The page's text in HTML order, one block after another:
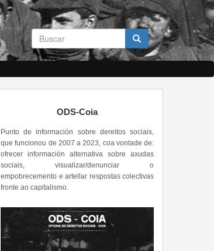
Formulario
de
busca
Buscar
ODS-Coia
Punto de información sobre dereitos sociais,
que funcionou de 2007 a 2023, coa vontade de:
ofrecer información alternativa sobre axudas
sociais, visualizar/denunciar o
empobrecemento e artellar respostas colectivas
fronte ao capitalismo.